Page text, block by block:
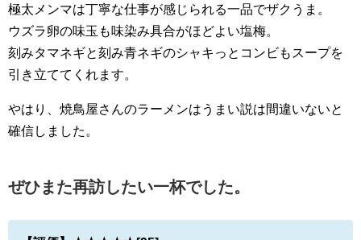
極太メンマは丁寧な仕事が感じられる一品でザクうま。
ウズラ卵の味玉も味染み具合がほどよい塩梅。
刻みタマネギと刻み青ネギのシャキっとコンビもスープを
引き立ててくれます。
やはり、焼鳥屋さんのラーメンはうまい説は間違いないと
確信しました。
ぜひまた再訪したい一杯でした。